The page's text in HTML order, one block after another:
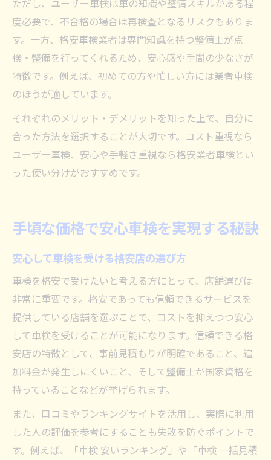
ただし、ユーザー車検は車の知識や整備スキルがある程
度必要で、不合格の場合は再検査となるリスクもありま
す。一方、格安車検業者は専門知識を持つ整備士が点
検・整備を行ってくれるため、安心感や手間の少なさが
特徴です。例えば、初めての方や忙しい方には業者車検
のほうが適しています。
それぞれのメリット・デメリットを知った上で、自分に
合った方法を選択することが大切です。コスト重視なら
ユーザー車検、安心や手軽さ重視なら格安業者車検とい
った使い分けがおすすめです。
手頃な価格で安心車検を実現する秘訣
安心して車検を受ける格安店の選び方
車検を格安で受けたいと考える方にとって、店舗選びは
非常に重要です。格安であっても信頼できるサービスを
提供している店舗を選ぶことで、コストを抑えつつ安心
して車検を受けることが可能になります。信頼できる格
安店の特徴として、事前見積もりが明確であること、追
加料金が発生しにくいこと、そして整備士が国家資格を
持っていることなどが挙げられます。
また、口コミやランキングサイトを活用し、実際に利用
した人の評価を参考にすることも失敗を防ぐポイントで
す。例えば、「車検 安いランキング」や「車検 一括見積